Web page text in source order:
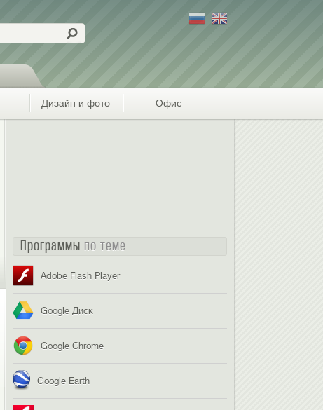
Дизайн и фото Офис
Программы по теме
Adobe Flash Player
Google Диск
Google Chrome
Google Earth